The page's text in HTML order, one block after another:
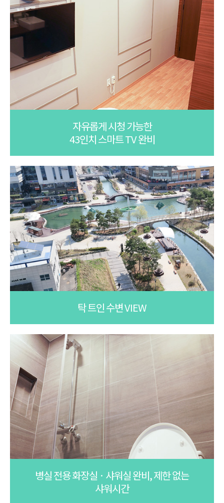
자유롭게 시청 가능한
43인치 스마트 TV 완비
탁 트인 수변 VIEW
병실 전용 화장실 · 샤워실 완비, 제한 없는
샤워시간